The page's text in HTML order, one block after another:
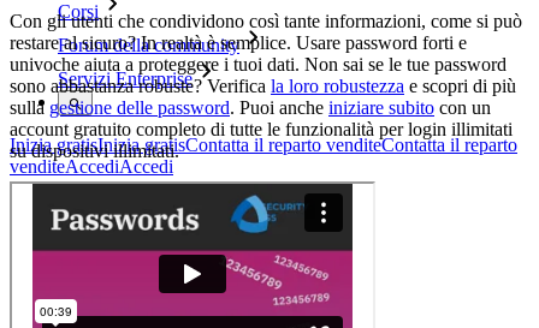
Corsi
Forum della community
Servizi Enterprise
Inizia gratisInizia gratisContatta il reparto venditeContatta il reparto
venditeAccediAccedi
Con gli utenti che condividono così tante informazioni, come si può
restare al sicuro? In realtà è semplice. Usare password forti e
univoche aiuta a proteggere i tuoi dati. Non sai se le tue password
sono abbastanza robuste? Verifica la loro robustezza e scopri di più
sulla gestione delle password. Puoi anche iniziare subito con un
account gratuito completo di tutte le funzionalità per login illimitati
su dispositivi illimitati.